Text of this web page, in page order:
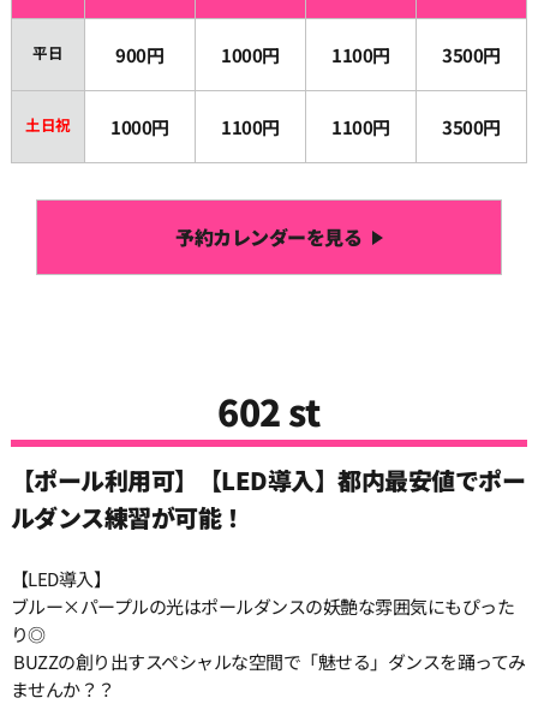
平日 900円 1000円 1100円 3500円
土日祝 1000円 1100円 1100円 3500円
予約カレンダーを見る
602 st
【ポール利用可】【LED導入】都内最安値でポー
ルダンス練習が可能！
【LED導入】
ブルー×パープルの光はポールダンスの妖艶な雰囲気にもぴった
り◎
BUZZの創り出すスペシャルな空間で「魅せる」ダンスを踊ってみ
ませんか？？